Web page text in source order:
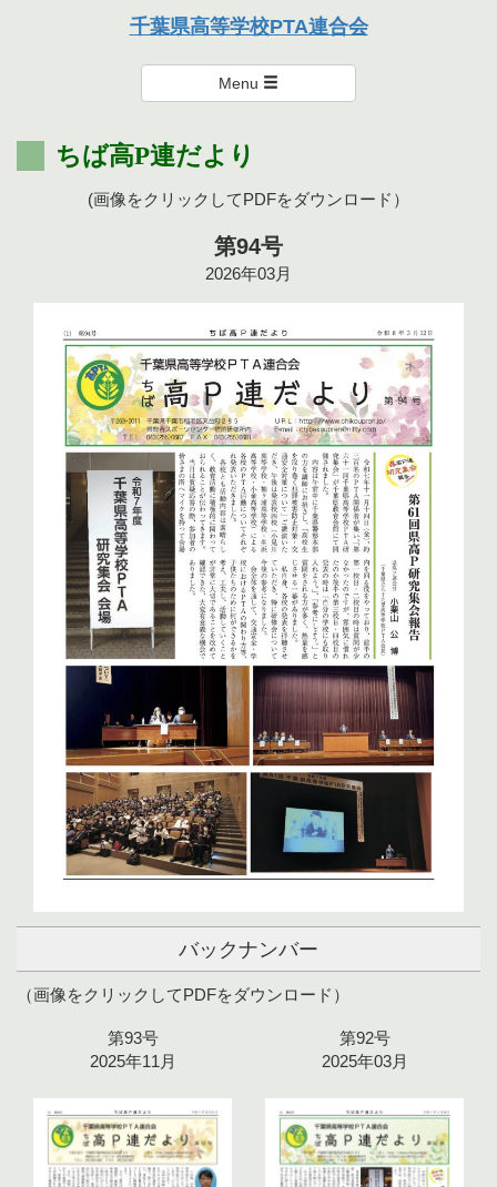
千葉県高等学校PTA連合会
本連合会は、個々を尊重し楽しく支え・励まし合い、達成感のある
す。
千葉県高等学校PTA連合会
Menu
ちば高P連だより
(画像をクリックしてPDFをダウンロード）
第94号
2026年03月
バックナンバー
（画像をクリックしてPDFをダウンロード）
第93号
2025年11月
第92号
2025年03月